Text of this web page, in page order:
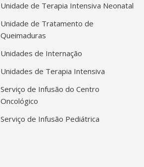
Unidade de Terapia Intensiva Neonatal
Unidade de Tratamento de
Queimaduras
Unidades de Internação
Unidades de Terapia Intensiva
Serviço de Infusão do Centro
Oncológico
Serviço de Infusão Pediátrica